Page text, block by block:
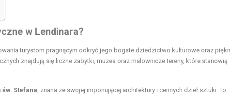
w Lendinara?
turystom pragnącym odkryć jego bogate dziedzictwo kulturowe oraz
znajdują się liczne zabytki, muzea oraz malownicze tereny, które stanowią
św. Stefana , znana ze swojej imponującej architektury i cennych dzieł sztuki. To